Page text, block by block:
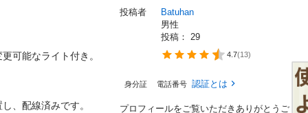
可能なライト付き。
、配線済みです。
投稿者
Batuhan
男性
投稿： 29
4.7(13)
身分証 電話番号 認証とは
プロフィールをご覧いただきありがとうご